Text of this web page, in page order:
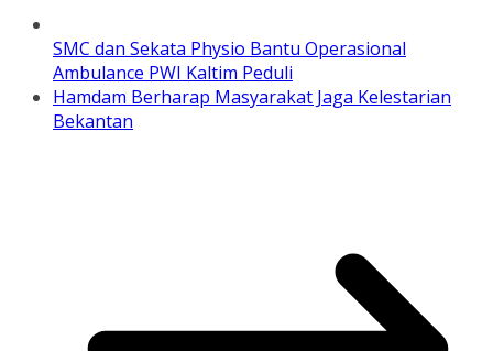
SMC dan Sekata Physio Bantu Operasional
Ambulance PWI Kaltim Peduli
Hamdam Berharap Masyarakat Jaga Kelestarian
Bekantan